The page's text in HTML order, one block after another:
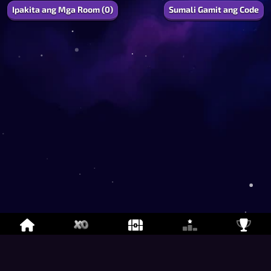
Ipakita ang Mga Room (0) Sumali Gamit ang Code